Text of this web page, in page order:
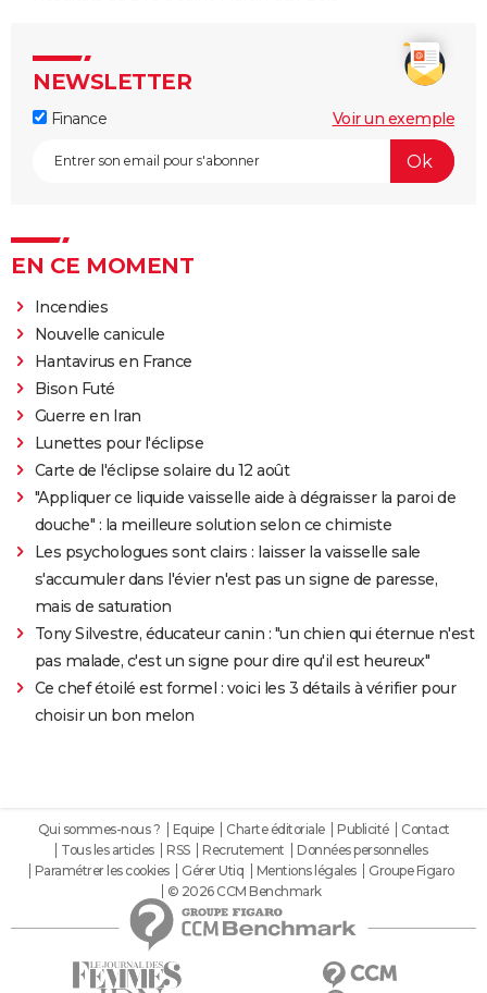
NEWSLETTER
Finance Voir un exemple
EN CE MOMENT
Incendies
Nouvelle canicule
Hantavirus en France
Bison Futé
Guerre en Iran
Lunettes pour l'éclipse
Carte de l'éclipse solaire du 12 août
"Appliquer ce liquide vaisselle aide à dégraisser la paroi de
douche" : la meilleure solution selon ce chimiste
Les psychologues sont clairs : laisser la vaisselle sale
s'accumuler dans l'évier n'est pas un signe de paresse,
mais de saturation
Tony Silvestre, éducateur canin : "un chien qui éternue n'est
pas malade, c'est un signe pour dire qu'il est heureux"
Ce chef étoilé est formel : voici les 3 détails à vérifier pour
choisir un bon melon
Qui sommes-nous ? Equipe Charte éditoriale Publicité
Contact
Tous les articles
RSS Recrutement
Données personnelles
Paramétrer les cookies
Gérer Utiq Mentions légales
Groupe Figaro
© 2026 CCM Benchmark